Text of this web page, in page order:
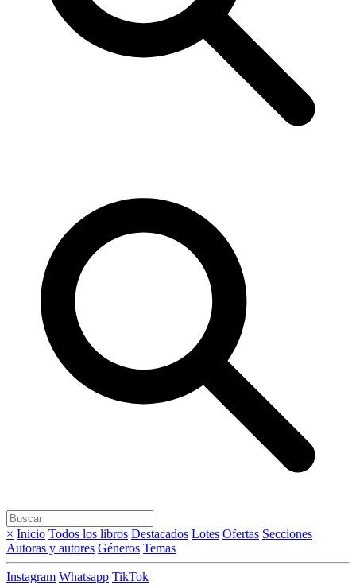
× Inicio Todos los libros Destacados Lotes Ofertas Secciones
Autoras y autores Géneros Temas
Instagram Whatsapp TikTok